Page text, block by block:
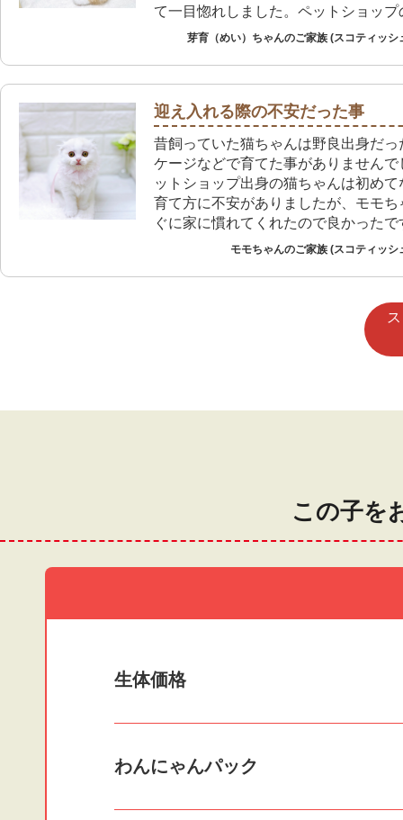
て一目惚れしました。ペットショップ
ーケアも安心材料でした。
芽育（めい）ちゃんのご家族 (スコティッシ
迎え入れる際の不安だった事
昔飼っていた猫ちゃんは野良出身だっ
ケージなどで育てた事がありませんで
ットショップ出身の猫ちゃんは初めて
育て方に不安がありましたが、モモち
ぐに家に慣れてくれたので良かったで
モモちゃんのご家族 (スコティッシ
この子を
生体価格
わんにゃんパック